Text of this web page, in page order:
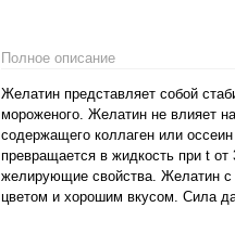
Полное описание
Желатин представляет собой
мороженого. Желатин не влияет
содержащего коллаген или
превращается в жидкость при t
желирующие свойства. Желатин с
цветом и хорошим вкусом. Сила